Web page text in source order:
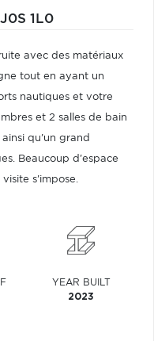
J0S 1L0
avec des matériaux
tout en ayant un
nautiques et votre
et 2 salles de bain
qu'un grand
Beaucoup d'espace
s'impose.
YEAR BUILT
2023